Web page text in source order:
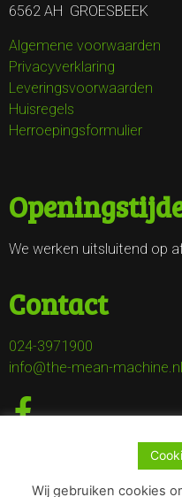
6562 AH GROESBEEK
Algemene voorwaarden
Privacyverklaring
Leveringsvoorwaarden
Huisregels
Herroepingsformulier
We werken uitsluitend op
Contact
024-3971900
info@the-mean-machine.nl
Wij gebruiken cookies